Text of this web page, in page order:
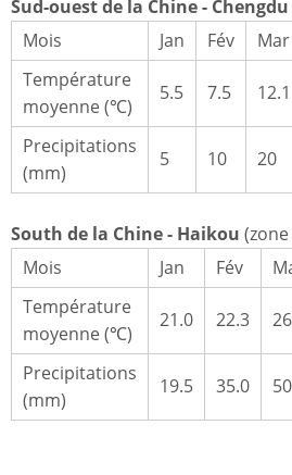
Sud-ouest de la Chine - Chengdu
Mois
Jan Fév Mar
Température
moyenne (℃)
5.5 7.5 12.1
Precipitations
(mm)
5 10 20
South de la Chine - Haikou
Mois
Jan Fév
Température
moyenne (℃)
21.0 22.3
Precipitations
(mm)
19.5 35.0